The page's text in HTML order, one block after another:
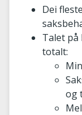
Dei
Talet på
totalt:
og